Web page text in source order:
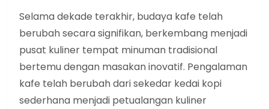
Selama dekade terakhir, budaya kafe telah
berubah secara signifikan, berkembang menjadi
pusat kuliner tempat minuman tradisional
bertemu dengan masakan inovatif. Pengalaman
kafe telah berubah dari sekedar kedai kopi
sederhana menjadi petualangan kuliner